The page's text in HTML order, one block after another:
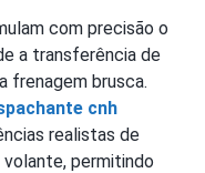
com precisão o
a transferência de
frenagem brusca.
cnh
realistas de
permitindo